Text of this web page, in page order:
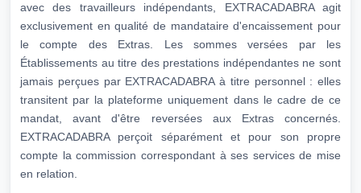
avec des travailleurs indépendants, EXTRACADABRA agit
exclusivement en qualité de mandataire d'encaissement pour
le compte des Extras. Les sommes versées par les
Établissements au titre des prestations indépendantes ne sont
jamais perçues par EXTRACADABRA à titre personnel : elles
transitent par la plateforme uniquement dans le cadre de ce
mandat, avant d'être reversées aux Extras concernés.
EXTRACADABRA perçoit séparément et pour son propre
compte la commission correspondant à ses services de mise
en relation.